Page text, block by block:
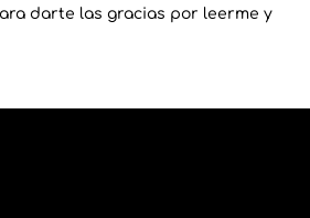
darte las gracias por leerme y